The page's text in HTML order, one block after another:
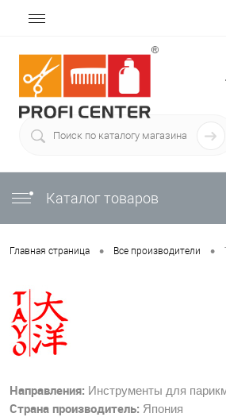
Каталог товаров
Главная страница • Все производители •
Направления: Инструменты для
Страна производитель: Япония